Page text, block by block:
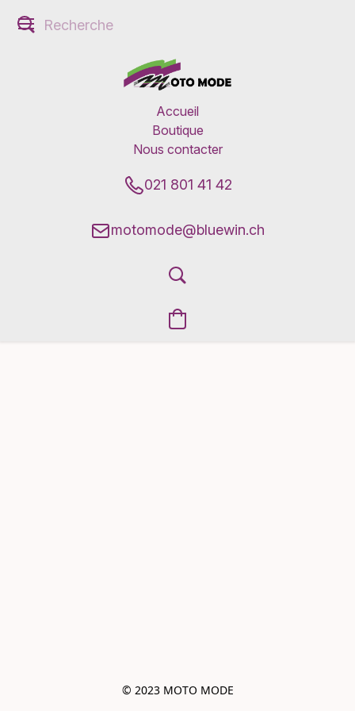
Accueil
Boutique
Nous contacter
021 801 41 42
motomode@bluewin.ch
© 2023 MOTO MODE